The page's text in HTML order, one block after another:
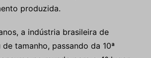
produzida.
a indústria brasileira de
tamanho, passando da 10ª